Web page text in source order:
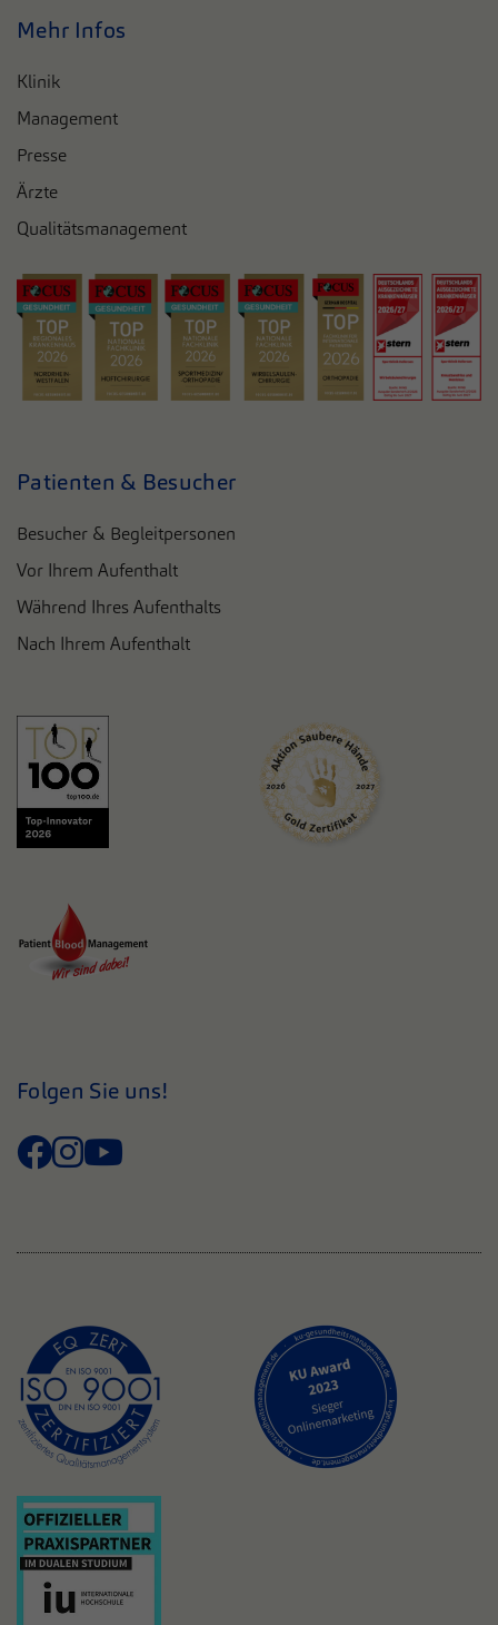
Mehr Infos
Klinik
Management
Presse
Ärzte
Qualitätsmanagement
Patienten & Besucher
Besucher & Begleitpersonen
Vor Ihrem Aufenthalt
Während Ihres Aufenthalts
Nach Ihrem Aufenthalt
Folgen Sie uns!